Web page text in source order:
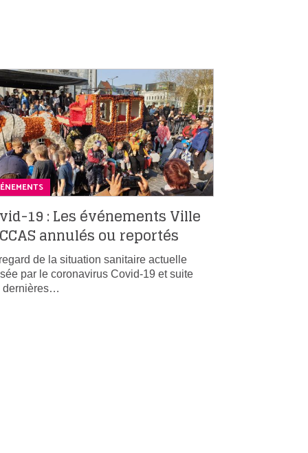
19 : Les événements Ville
annulés ou reportés
de la situation sanitaire actuelle
par le coronavirus Covid-19 et suite
dernières…